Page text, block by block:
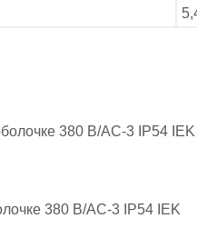
380 В/АС-3 IP54 IEK